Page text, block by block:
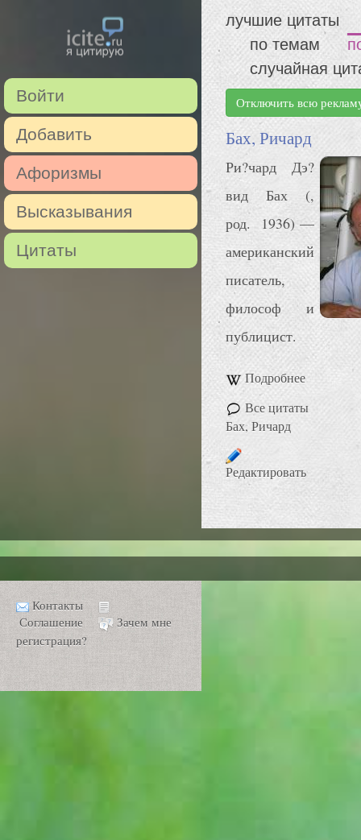
Войти
Добавить
Афоризмы
Высказывания
Цитаты
лучшие цитаты
по темам
случайная
Отключить всю
Бах, Ричард
Ри?чард Дэ?
вид Бах (,
род. 1936) —
американский
писатель,
философ и
публицист.
Подробнее
Все цитаты
Бах, Ричард
Редактировать
Контакты
Соглашение
Зачем мне
регистрация?